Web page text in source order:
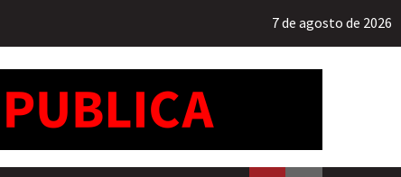
7 de agosto de 2026